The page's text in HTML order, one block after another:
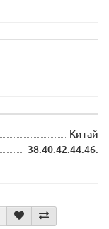
Китай
38.40.42.44.46.